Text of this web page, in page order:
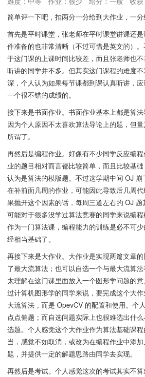
简单评一下吧，扣两分一分给到大作业，一分
首先是平时课堂，张老师在平时课堂讲课还
件准备的也非常清晰（不过可惜是英文的）
于这门课的上课时间比较差，而且张老师也
听讲的同学并不多。但其实这门课程的难度
深，个人认为如果每节课都到课认真听讲，
一个很不错的成绩的。
接下来是书面作业。书面作业基本上都是算
因为个人原因不太喜欢算法导论上的题，但
所谓了。
再然后是编程作业。好像有不少同学反应编
业的题目相对而言都比较简单，而且比较基
认为是算法的模版题。不过这学期中间 OJ
在补前面几周的作业，可能因此导致后几周
果抛开这个因素的话，每周三道左右的 OJ 题
可能对于很多没学过算法竞赛的同学来说编
作为一门算法课，编程能力的训练是必不可
经相当基础了。
再接下来是大作业。大作业是实现两篇文章
了最大流算法；也可以自选一个与最大流算
太理解在这门课里面放入一个图形学问题的
过计算机图形学的同学来说，要完成这个大
大流算法，而是 OpevCV 的配置和使用。个
点点偏题；而自选问题实际上也很难选出什
选题。个人感觉这个大作业作为算法基础课
当，感觉不如取消，或改为在编程作业中添
题，并提供一定的解题思路由同学去实现。
再然后是考试。个人感觉这次的考试其实不